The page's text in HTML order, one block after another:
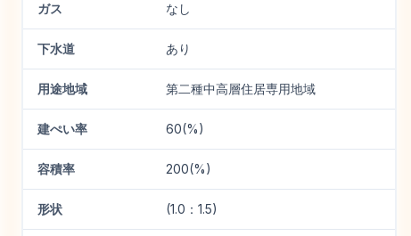
ガス なし
下水道 あり
用途地域 第二種中高層住居専用地域
建ぺい率 60(%)
容積率 200(%)
形状 (1.0：1.5)